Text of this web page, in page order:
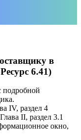
в
6.41)
подробной
IV, раздел 4
II, раздел 3.1
окно,